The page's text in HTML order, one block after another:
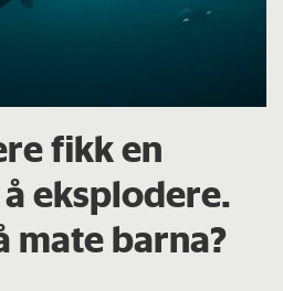
fikk en
eksplodere.
mate barna?